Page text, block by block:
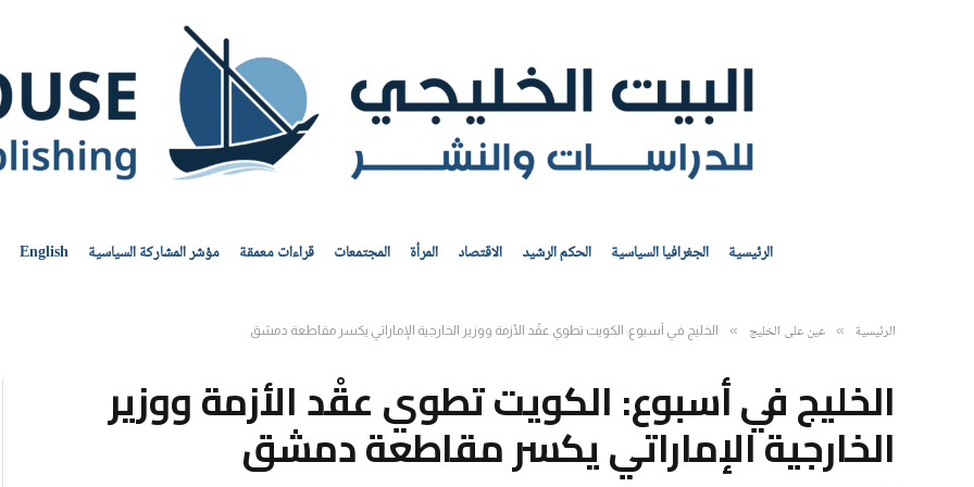
الرئيسية الجغرافيا السياسية الحكم الرشيد الاقتصاد المرأة المجتمعات قراءات معمقة مؤشر المشاركة السياسية English
الرئيسية » عين على الخليج » الخليج في أسبوع: الكويت تطوي عقْد الأزمة ووزير الخارجية الإماراتي يكسر مقاطعة دمشق
الخليج في أسبوع: الكويت تطوي عقْد الأزمة ووزير
الخارجية الإماراتي يكسر مقاطعة دمشق